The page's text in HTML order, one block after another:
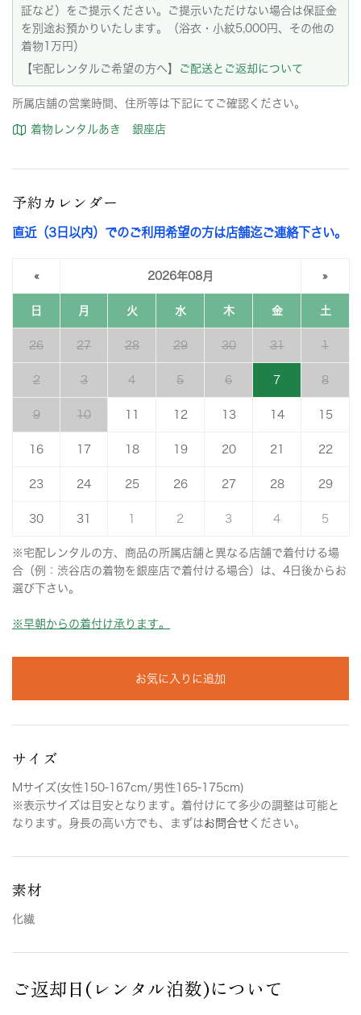
証など）をご提示ください。ご提示いただけない場合は保証金
を別途お預かりいたします。（浴衣・小紋5,000円、その他の
着物1万円）
【宅配レンタルご希望の方へ】
ご配送とご返却について
所属店舗の営業時間、住所等は下記にてご確認ください。
着物レンタルあき 銀座店
予約カレンダー
直近（3日以内）でのご利用希望の方は店舗迄ご連絡下さい。
« 2026年08月 »
日 月 火 水 木 金 土
26 27 28 29 30 31 1
2 3 4 5 6 7 8
9 10 12 13 14 15
16 17 18 19 20 21 22
23 24 25 26 27 28 29
30 31 2 3 4 5
※宅配レンタルの方、商品の所属店舗と異なる店舗で着付ける場
合（例：渋谷店の着物を銀座店で着付ける場合）は、4日後からお
選び下さい。
※早朝からの着付け承ります。
お気に入りに追加
サイズ
Mサイズ(女性150-167cm/男性165-175cm)
※表示サイズは目安となります。着付けにて多少の調整は可能と
なります。身長の高い方でも、まずはお問合せ ください。
素材
化繊
ご返却日(レンタル泊数)について